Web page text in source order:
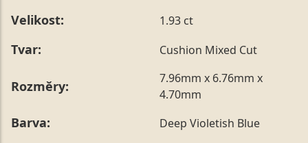
Velikost: 1.93 ct
Tvar: Cushion Mixed Cut
Rozměry:
7.96mm x 6.76mm x
4.70mm
Barva: Deep Violetish Blue